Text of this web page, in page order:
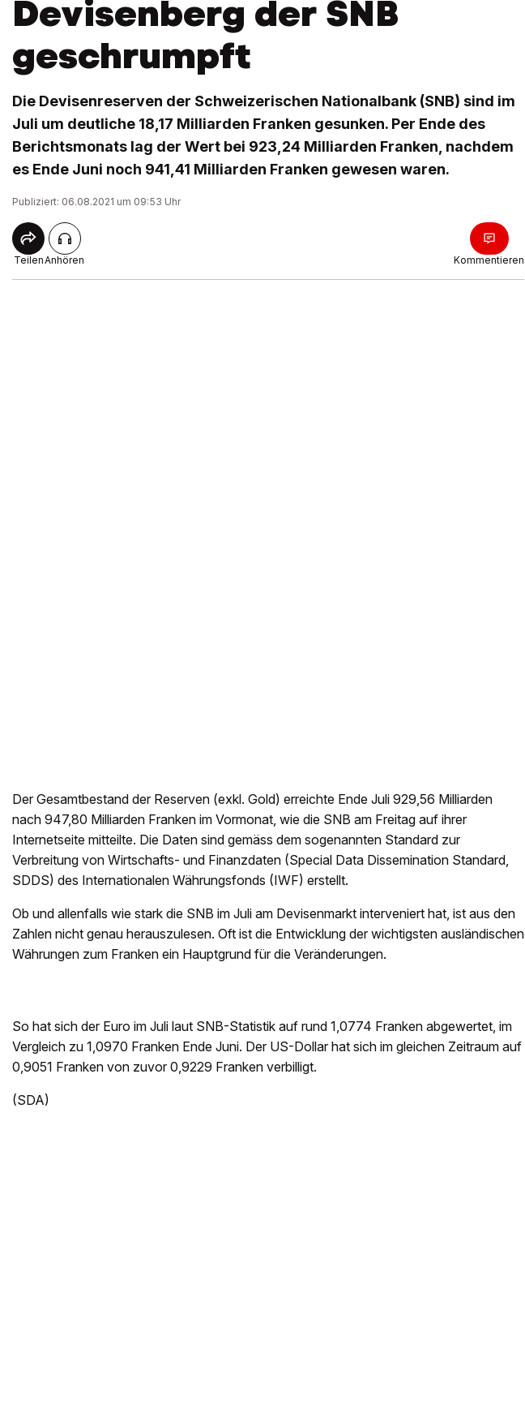
Devisenberg der SNB
geschrumpft
Die Devisenreserven der Schweizerischen Nationalbank (SNB) sind im
Juli um deutliche 18,17 Milliarden Franken gesunken. Per Ende des
Berichtsmonats lag der Wert bei 923,24 Milliarden Franken, nachdem
es Ende Juni noch 941,41 Milliarden Franken gewesen waren.
Publiziert: 06.08.2021 um 09:53 Uhr
TeilenAnhören Kommentieren
Der Gesamtbestand der Reserven (exkl. Gold) erreichte Ende Juli 929,56 Milliarden
nach 947,80 Milliarden Franken im Vormonat, wie die SNB am Freitag auf ihrer
Internetseite mitteilte. Die Daten sind gemäss dem sogenannten Standard zur
Verbreitung von Wirtschafts- und Finanzdaten (Special Data Dissemination Standard,
SDDS) des Internationalen Währungsfonds (IWF) erstellt.
Ob und allenfalls wie stark die SNB im Juli am Devisenmarkt interveniert hat, ist aus den
Zahlen nicht genau herauszulesen. Oft ist die Entwicklung der wichtigsten ausländischen
Währungen zum Franken ein Hauptgrund für die Veränderungen.
So hat sich der Euro im Juli laut SNB-Statistik auf rund 1,0774 Franken abgewertet, im
Vergleich zu 1,0970 Franken Ende Juni. Der US-Dollar hat sich im gleichen Zeitraum auf
0,9051 Franken von zuvor 0,9229 Franken verbilligt.
(SDA)